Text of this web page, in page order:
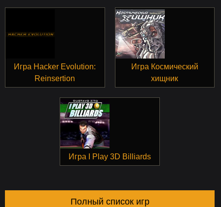
Игра Hacker Evolution:
Reinsertion
Игра Космический
хищник
Игра I Play 3D Billiards
Полный список игр